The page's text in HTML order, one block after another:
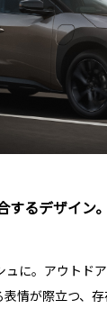
るデザイン。
に。アウトドア
情が際立つ、存